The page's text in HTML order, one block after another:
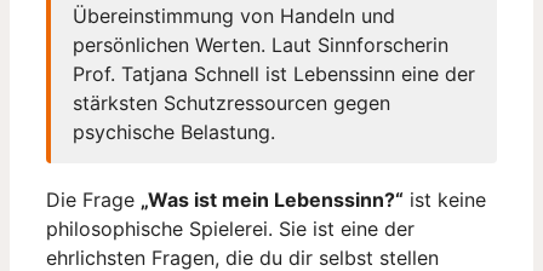
Übereinstimmung von Handeln und
persönlichen Werten. Laut Sinnforscherin
Prof. Tatjana Schnell ist Lebenssinn eine der
stärksten Schutzressourcen gegen
psychische Belastung.
Die Frage „Was ist mein Lebenssinn?“ ist keine
philosophische Spielerei. Sie ist eine der
ehrlichsten Fragen, die du dir selbst stellen